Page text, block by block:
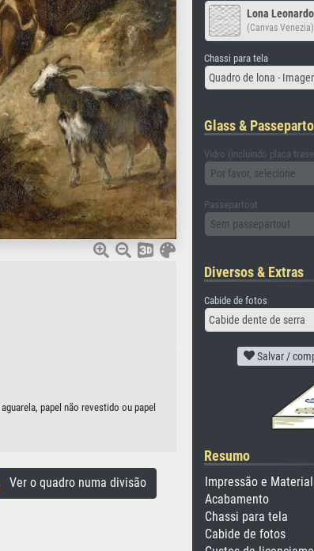
papel não revestido ou papel
Ver o quadro numa divisão
Lona
(Canvas Venezia)
Chassi para tela
Glass &
Vidro (incluindo placa
Por favor, selecione
Passepartout
Sem passepartout
Diversos & Extras
Cabide de fotos
Cabide dente de serra
Salvar /
Resumo
Impressão e Material
Acabamento
Chassi para tela
Cabide de fotos